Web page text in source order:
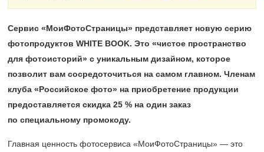
Сервис «МоиФотоСтраницы» представляет новую серию
фотопродуктов WHITE BOOK. Это «чистое пространство
для фотоисторий» с уникальным дизайном, которое
позволит вам сосредоточиться на самом главном. Членам
клуба «Российское фото» на приобретение продукции
предоставляется скидка 25 % на один заказ
по специальному промокоду. ​
Главная ценность фотосервиса «МоиФотоСтраницы» — это